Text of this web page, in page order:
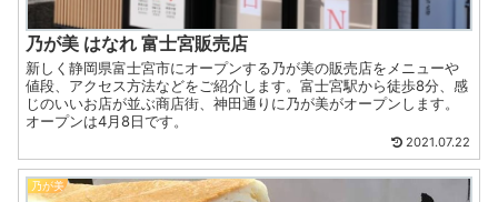
乃が美 はなれ 富士宮販売店
新しく静岡県富士宮市にオープンする乃が美の販売店をメニューや
値段、アクセス方法などをご紹介します。富士宮駅から徒歩8分、感
じのいいお店が並ぶ商店街、神田通りに乃が美がオープンします。
オープンは4月8日です。
2021.07.22
乃が美